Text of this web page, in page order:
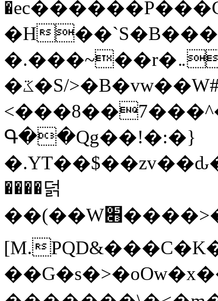
�H
�.���~��r�޼�}�܅�mؕWu���K}
�ػ�S/>�B�vw��W#�I��*]\W��)Ħ�1��fC}
Գ��Qg��!�:�}
����덝
��(��W׋����>��O>�d�%Y�@�@ڻ<�z{rc&׻��z�����AeK�^�����������˩t��=x~
[M.
��G�s�>�oO